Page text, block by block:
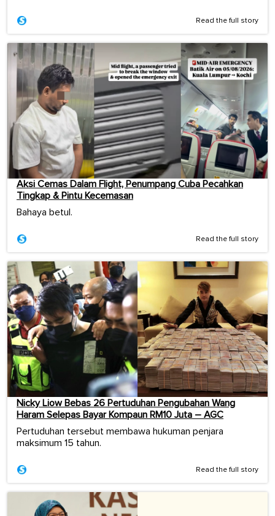
Read the full story
Aksi Cemas Dalam Flight, Penumpang Cuba Pecahkan
Tingkap & Pintu Kecemasan
Bahaya betul.
Read the full story
Nicky Liow Bebas 26 Pertuduhan Pengubahan Wang
Haram Selepas Bayar Kompaun RM10 Juta – AGC
Pertuduhan tersebut membawa hukuman penjara
maksimum 15 tahun.
Read the full story